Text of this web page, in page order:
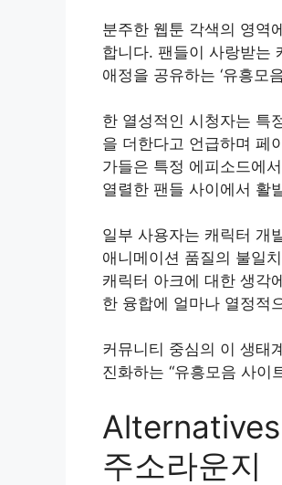
분주한 웹툰 각색의 영역
합니다. 팬들이 사랑받는
애정을 공유하는 ‘유흥모
한 열성적인 시청자는 특
을 더한다고 언급하며 페
가들은 특정 에피소드에
열렬한 팬들 사이에서 활
일부 사용자는 캐릭터 개
애니메이션 품질의 불일
캐릭터 아크에 대한 생각
한 융합에 얼마나 열정적
커뮤니티 중심의 이 생태
진화하는 “유흥모음 사이
주소라운지